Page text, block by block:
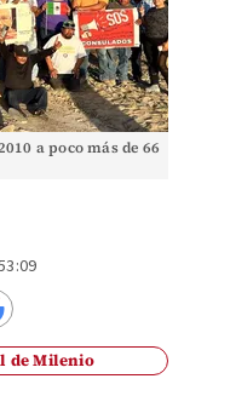
a poco más de 66
de Milenio